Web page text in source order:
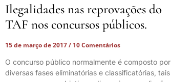
Ilegalidades nas reprovações do
TAF nos concursos públicos.
15 de março de 2017
10 Comentários
O concurso público normalmente é composto por
diversas fases eliminatórias e classificatórias, tais